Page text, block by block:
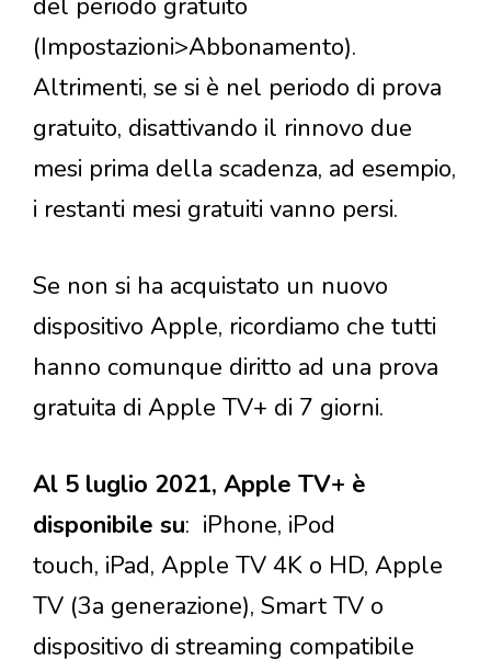
del periodo gratuito
(Impostazioni>Abbonamento).
Altrimenti, se si è nel periodo di prova
gratuito, disattivando il rinnovo due
mesi prima della scadenza, ad esempio,
i restanti mesi gratuiti vanno persi.
Se non si ha acquistato un nuovo
dispositivo Apple, ricordiamo che tutti
hanno comunque diritto ad una prova
gratuita di Apple TV+ di 7 giorni.
Al 5 luglio 2021, Apple TV+ è
disponibile su: iPhone, iPod
touch, iPad, Apple TV 4K o HD, Apple
TV (3a generazione), Smart TV o
dispositivo di streaming compatibile